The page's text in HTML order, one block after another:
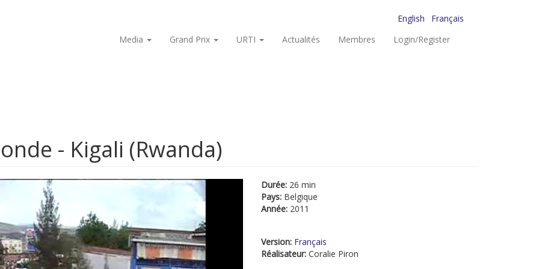
English
Français
Media
Grand Prix URTI Actualités Membres Login/Register
- Kigali (Rwanda)
Durée: 26 min
Pays: Belgique
Année: 2011
Version: Français
Réalisateur: Coralie Piron